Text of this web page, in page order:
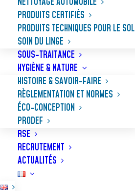
PRODUITS CERTIFIÉS
PRODUITS TECHNIQUES POUR LE SOL
SOIN DU LINGE
SOUS-TRAITANCE
HYGIÈNE & NATURE
HISTOIRE & SAVOIR-FAIRE
RÈGLEMENTATION ET NORMES
ÉCO-CONCEPTION
PRODEF
RSE
RECRUTEMENT
ACTUALITÉS